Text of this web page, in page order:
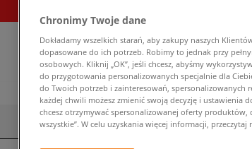
BLUZY
Rozmiar
Chronimy Twoje dane
Dokładamy wszelkich starań, aby zakupy naszych
dopasowane do ich potrzeb. Robimy to jednak przy
osobowych. Kliknij „OK”, jeśli chcesz, abyśmy
do przygotowania personalizowanych specjalnie dla
do Twoich potrzeb i zainteresowań, spersonalizowanych
każdej chwili możesz zmienić swoją decyzję i ustawienia
chcesz otrzymywać spersonalizowanej oferty
wszystkie”. W celu uzyskania więcej informacji, przeczytaj